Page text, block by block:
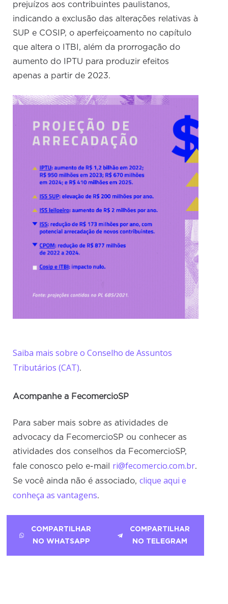
prejuízos aos contribuintes paulistanos,
indicando a exclusão das alterações relativas à
SUP e COSIP, o aperfeiçoamento no capítulo
que altera o ITBI, além da prorrogação do
aumento do IPTU para produzir efeitos
apenas a partir de 2023.
Saiba mais sobre o Conselho de Assuntos
Tributários (CAT).
Acompanhe a FecomercioSP
Para saber mais sobre as atividades de
advocacy da FecomercioSP ou conhecer as
atividades dos conselhos da FecomercioSP,
fale conosco pelo e-mail ri@fecomercio.com.br.
Se você ainda não é associado,clique aqui e
conheça as vantagens.
COMPARTILHAR
NO WHATSAPP
COMPARTILHAR
NO TELEGRAM